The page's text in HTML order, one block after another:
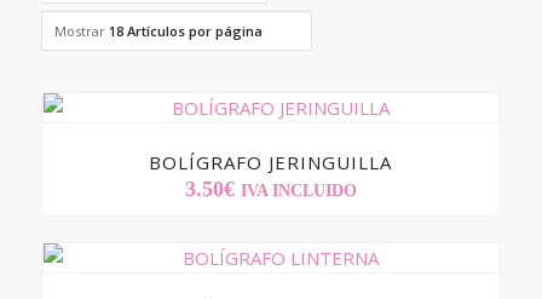
Mostrar 18 Artículos por página
BOLÍGRAFO JERINGUILLA
3.50€ IVA INCLUIDO